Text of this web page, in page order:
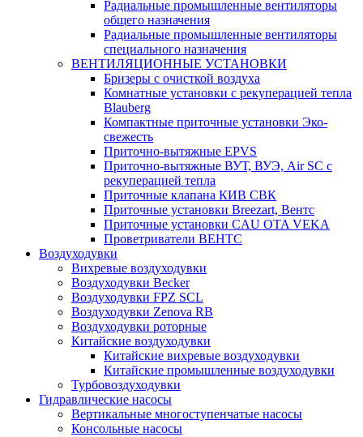
Радиальные промышленные вентиляторы
общего назначения
Радиальные промышленные вентиляторы
специального назначения
ВЕНТИЛЯЦИОННЫЕ УСТАНОВКИ
Бризеры с очисткой воздуха
Комнатные установки с рекуперацией тепла
Blauberg
Компактные приточные установки Эко-
свежесть
Приточно-вытяжные EPVS
Приточно-вытяжные ВУТ, ВУЭ, Air SC с
рекуперацией тепла
Приточные клапана КИВ СВК
Приточные установки Breezart, Вентс
Приточные установки CAU OTA VEKA
Проветриватели ВЕНТС
Воздуходувки
Вихревые воздуходувки
Воздуходувки Becker
Воздуходувки FPZ SCL
Воздуходувки Zenova RB
Воздуходувки роторные
Китайские воздуходувки
Китайские вихревые воздуходувки
Китайские промышленные воздуходувки
Турбовоздуходувки
Гидравлические насосы
Вертикальные многоступенчатые насосы
Консольные насосы